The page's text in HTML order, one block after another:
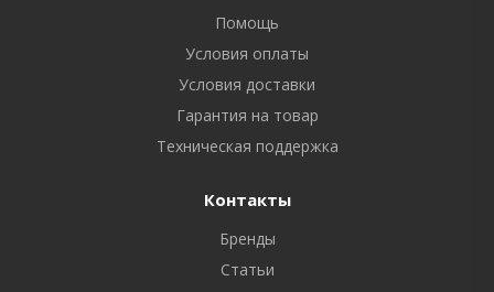
Помощь
Условия оплаты
Условия доставки
Гарантия на товар
Техническая поддержка
Контакты
Бренды
Статьи